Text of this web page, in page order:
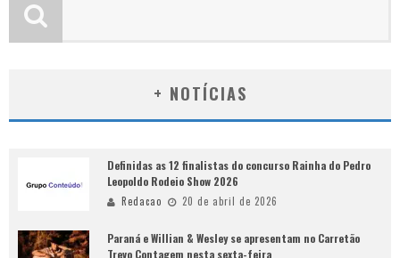
+ NOTÍCIAS
Definidas as 12 finalistas do concurso Rainha do Pedro
Leopoldo Rodeio Show 2026
Redacao 20 de abril de 2026
Paraná e Willian & Wesley se apresentam no Carretão
Trevo Contagem nesta sexta-feira